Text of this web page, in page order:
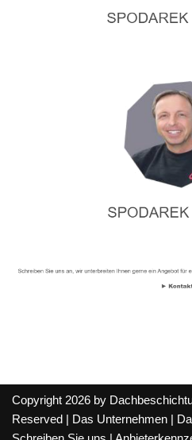
Copyright 2026 by
Reserved |
Das Unternehmen